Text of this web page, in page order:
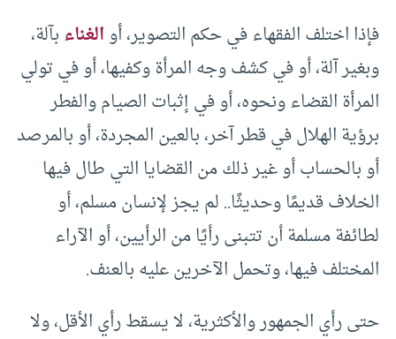
فإذا اختلف الفقهاء في حكم التصوير، أوالغناءبآلة،
وبغير آلة، أو في كشف وجه المرأة وكفيها، أو في تولي
المرأة القضاء ونحوه، أو في إثبات الصيام والفطر
برؤية الهلال في قطر آخر، بالعين المجردة، أو بالمرصد
أو بالحساب أو غير ذلك من القضايا التي طال فيها
الخلاف قديمًا وحديثًا.. لم يجز لإنسان مسلم، أو
لطائفة مسلمة أن تتبنى رأيًا من الرأيين، أو الآراء
المختلف فيها، وتحمل الآخرين عليه بالعنف.
حتى رأي الجمهور والأكثرية، لا يسقط رأي الأقل، ولا